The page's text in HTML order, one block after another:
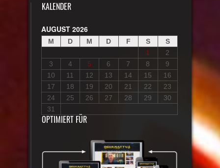
KALENDER
AUGUST 2026
M D M D F S
S
1
2
3
4 5 6 7 8
9
10
11 12 13 14 15
16
17
18 19 20 21 22
23
24
25 26 27 28 29
30
31
OPTIMIERT FÜR